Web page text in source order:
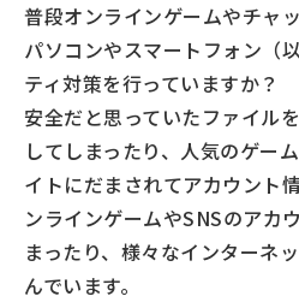
普段オンラインゲームやチャ
パソコンやスマートフォン（
ティ対策を行っていますか？
安全だと思っていたファイル
してしまったり、人気のゲー
イトにだまされてアカウント
ンラインゲームやSNSのアカ
まったり、様々なインターネ
んでいます。